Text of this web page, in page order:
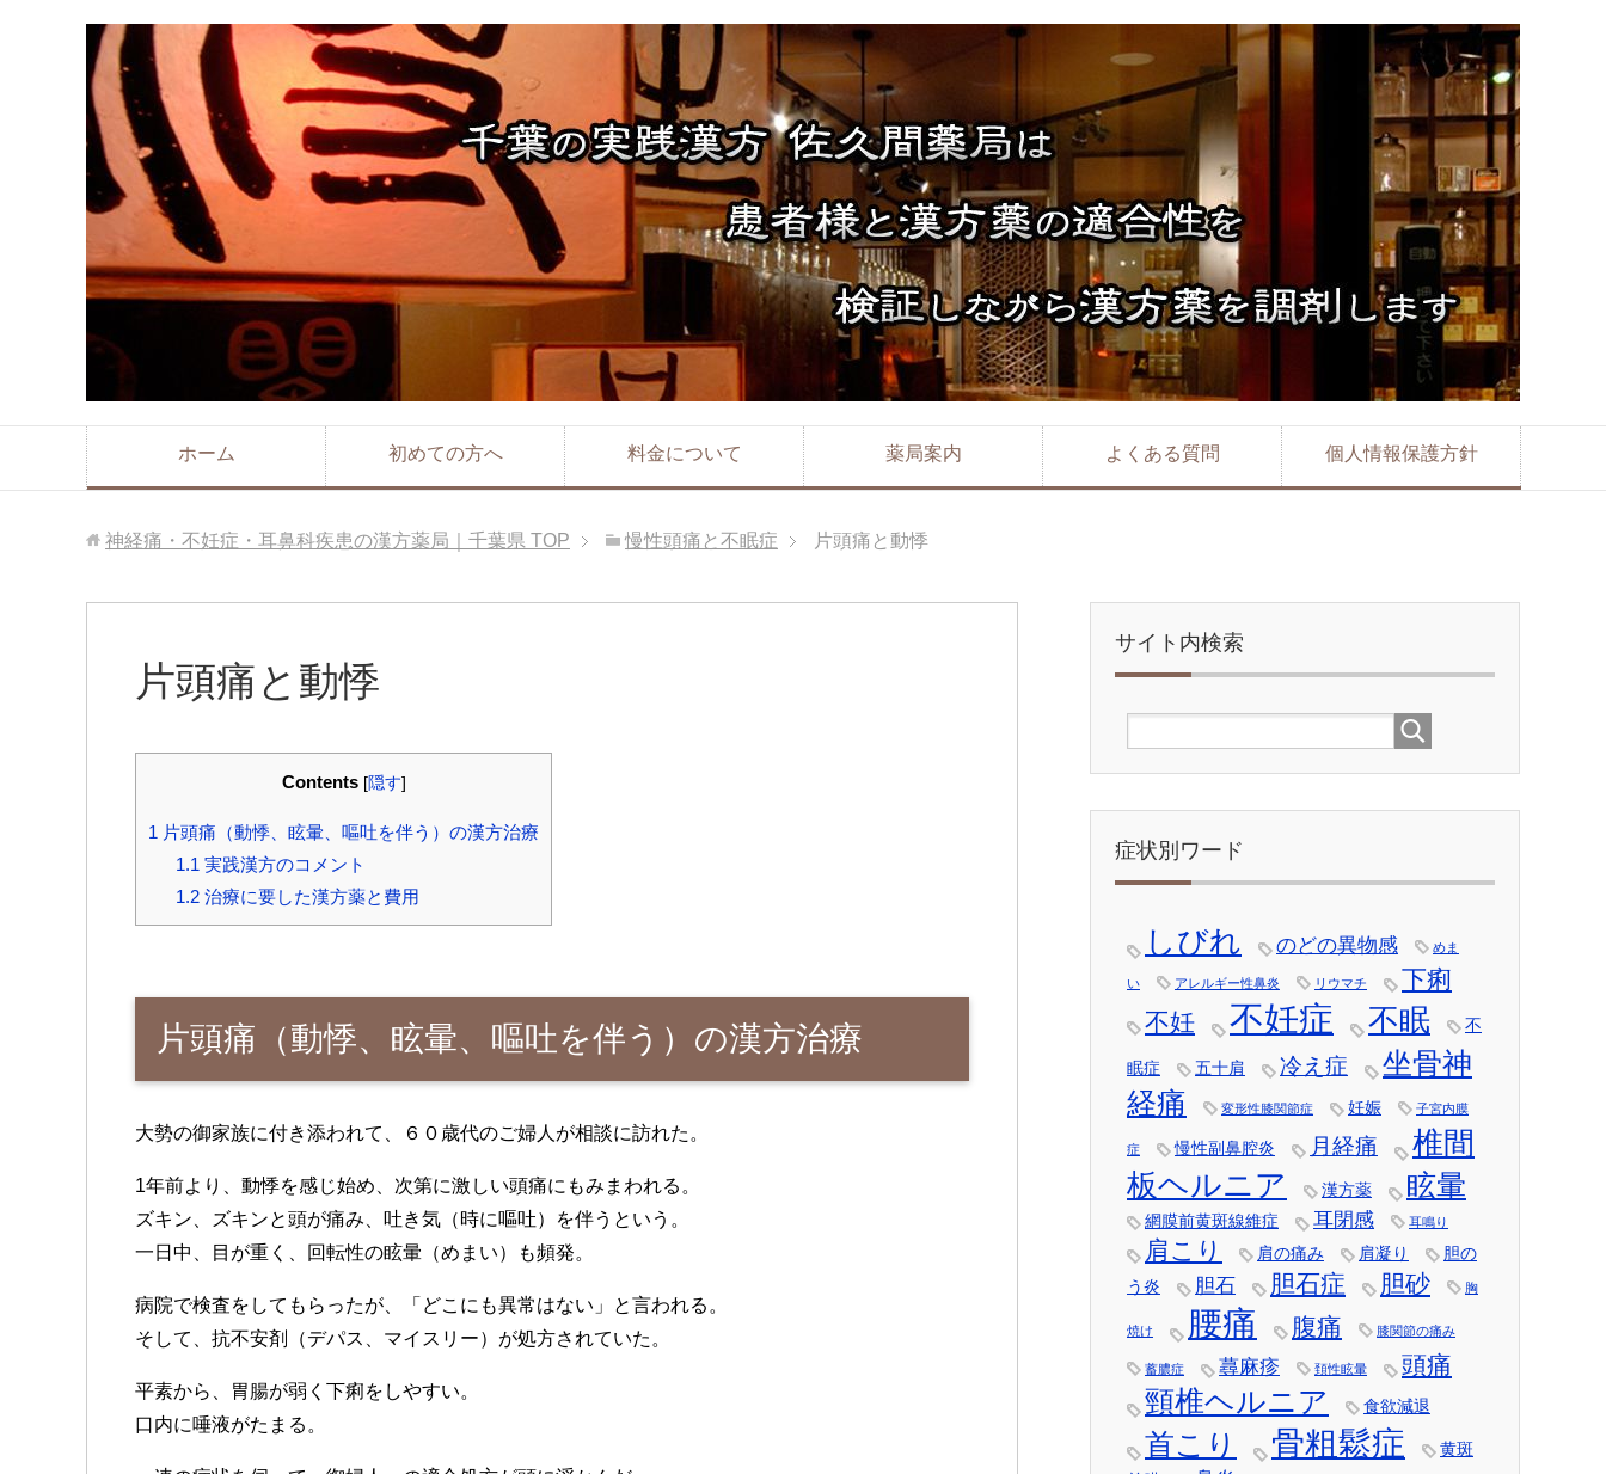
ホーム 初めての方へ 料金について 薬局案内 よくある質問 個人情報保護方針
神経痛・不妊症・耳鼻科疾患の漢方薬局｜千葉県 TOP 慢性頭痛と不眠症 片頭痛と動悸
片頭痛と動悸
Contents [隠す]
1 片頭痛（動悸、眩暈、嘔吐を伴う）の漢方治療
1.1 実践漢方のコメント
1.2治療に要した漢方薬と費用
片頭痛（動悸、眩暈、嘔吐を伴う）の漢方治療
大勢の御家族に付き添われて、６０歳代のご婦人が相談に訪れた。
1年前より、動悸を感じ始め、次第に激しい頭痛にもみまわれる。
ズキン、ズキンと頭が痛み、吐き気（時に嘔吐）を伴うという。
一日中、目が重く、回転性の眩暈（めまい）も頻発。
病院で検査をしてもらったが、「どこにも異常はない」と言われる。
そして、抗不安剤（デパス、マイスリー）が処方されていた。
平素から、胃腸が弱く下痢をしやすい。
口内に唾液がたまる。
サイト内検索
症状別ワード
しびれ のどの異物感 めま
い アレルギー性鼻炎 リウマチ
下痢
不妊
不妊症 不眠 不
眠症 五十肩 冷え症
坐骨神
経痛
変形性膝関節症 妊娠 子宮内膜
症 慢性副鼻腔炎 月経痛
椎間
板ヘルニア
漢方薬 眩暈
網膜前黄斑線維症 耳閉感 耳鳴り
肩こり 肩の痛み 肩凝り
胆の
う炎
胆石 胆石症 胆砂 胸
焼け 腰痛 腹痛 膝関節の痛み
蓄膿症 蕁麻疹 頚性眩暈 頭痛
頸椎ヘルニア 食欲減退
首こり 骨粗鬆症
黄斑